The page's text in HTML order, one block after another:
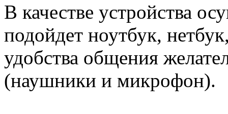
В качестве устройства
подойдет ноутбук,
удобства общения
(наушники и микрофон).